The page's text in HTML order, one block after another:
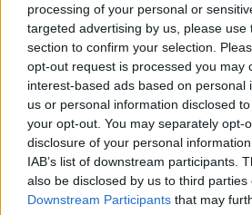
processing of your personal or
targeted advertising by us, please use
section to confirm your selection.
opt-out request is processed you may
interest-based ads based on personal
us or personal information disclosed
your opt-out. You may separately opt-
disclosure of your personal
IAB’s list of downstream participants.
also be disclosed by us to third parties
Downstream Participants that may
Ο Πάνος Κακολύρης
Για όσους δεν τον γνωρίζουν ο
κατέκτησε το 2023 το
Enduro καθώς αναδείχθηκε
στη γενική κατάταξη της EGP,
πρωταθλητής και στην
συμμετέχει με μοτοσυκλέτα